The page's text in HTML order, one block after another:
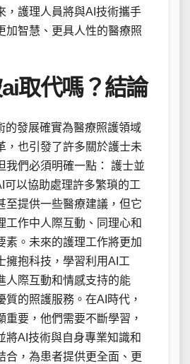
，護理人員將與AI技術攜手
加智慧、更具人性的醫療照
取代嗎？結論
的發展確實為醫療照護領域
，也引發了許多關於護士未
我們必須明確一點： 護士並
可以協助處理許多繁瑣的工
至提供一些醫療建議，但它
工作中人際互動、同理心和
素。未來的護理工作將更加
擁抱科技，學習利用AI工
人際互動和情感支持的能
質的照護服務。在AI時代，
重要，他們需要不斷學習，
將AI技術與自身專業知識和
合，為患者提供更全面、更